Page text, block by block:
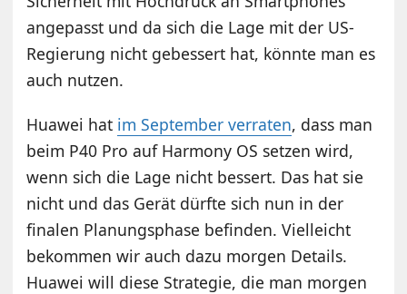
angepasst und da sich die Lage mit der US-
Regierung nicht gebessert hat, könnte man es
auch nutzen.
Huawei hat im September verraten, dass man
beim P40 Pro auf Harmony OS setzen wird,
wenn sich die Lage nicht bessert. Das hat sie
nicht und das Gerät dürfte sich nun in der
finalen Planungsphase befinden. Vielleicht
bekommen wir auch dazu morgen Details.
Huawei will diese Strategie, die man morgen